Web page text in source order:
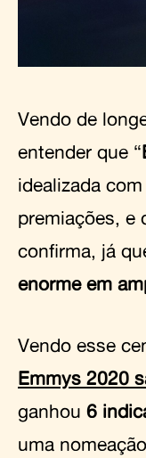
Vendo de
entender que “
idealizada
premiações, e
confirma, já
enorme em
Vendo esse
Emmys 2020
ganhou 6
uma